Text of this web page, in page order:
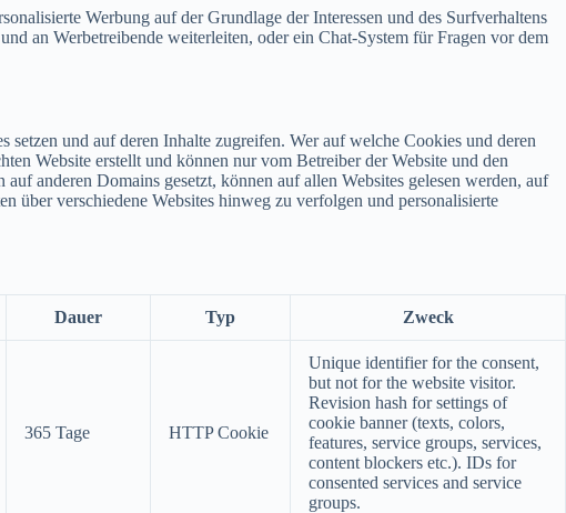
Werbung auf der Grundlage der Interessen und des Surfverhaltens
an Werbetreibende weiterleiten, oder ein Chat-System für Fragen vor dem
und auf deren Inhalte zugreifen. Wer auf welche Cookies und deren
Website erstellt und können nur vom Betreiber der Website und den
anderen Domains gesetzt, können auf allen Websites gelesen werden, auf
über verschiedene Websites hinweg zu verfolgen und personalisierte
Dauer Typ Zweck
365 Tage HTTP Cookie
Unique identifier for the consent,
but not for the website visitor.
Revision hash for settings of
cookie banner (texts, colors,
features, service groups, services,
content blockers etc.). IDs for
consented services and service
groups.